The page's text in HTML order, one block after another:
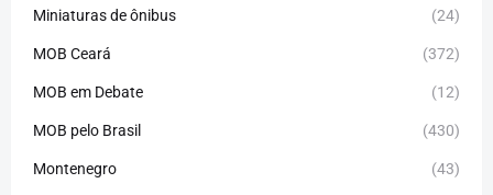
Miniaturas de ônibus (24)
MOB Ceará (372)
MOB em Debate (12)
MOB pelo Brasil (430)
Montenegro (43)